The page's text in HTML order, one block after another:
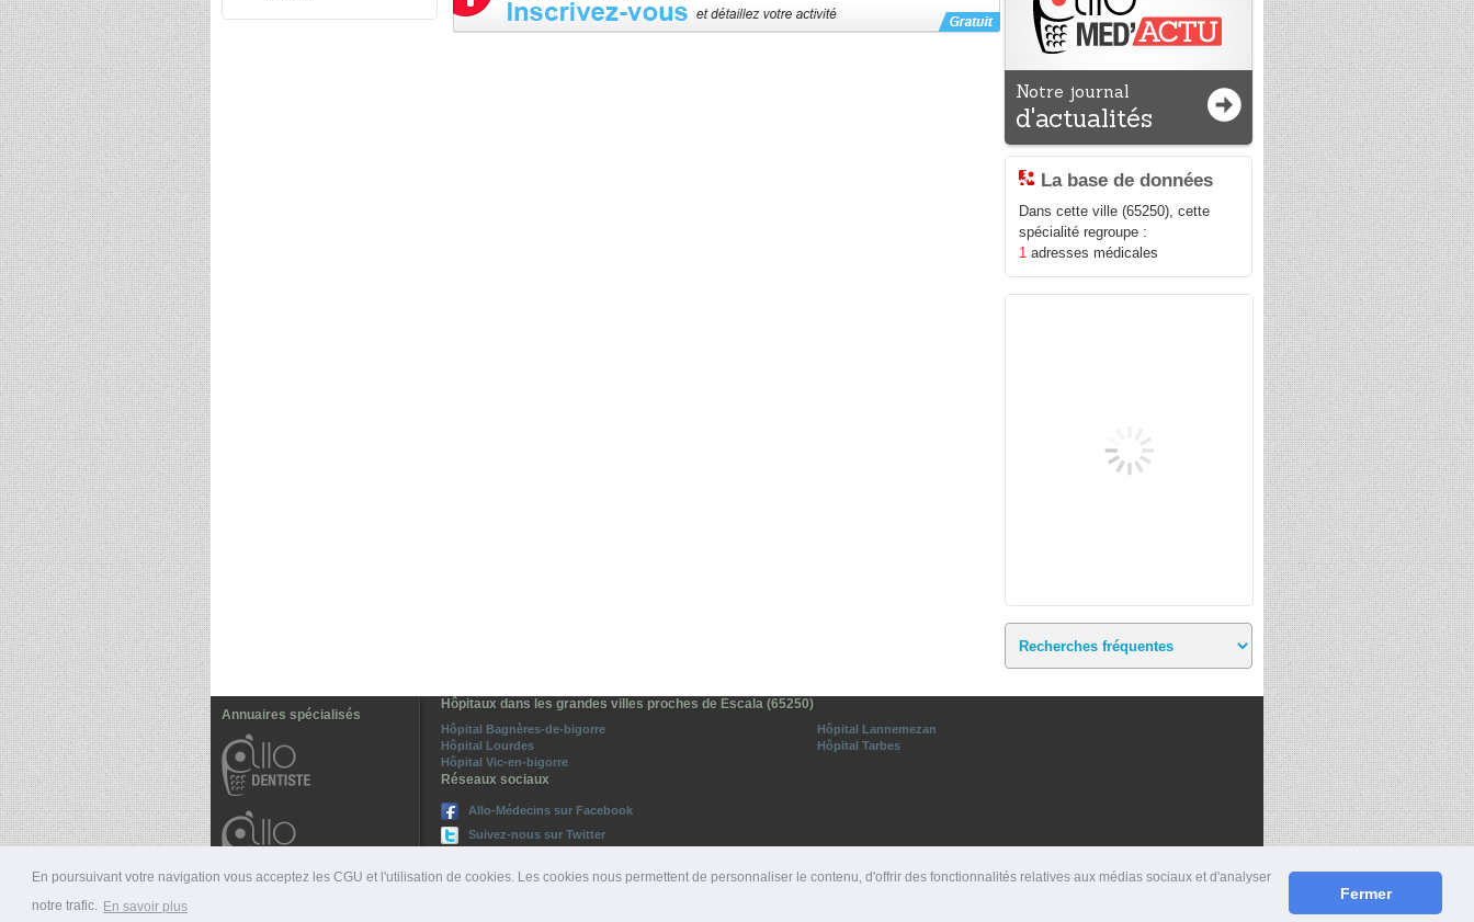
En poursuivant votre navigation vous acceptez les CGU et l'utilisation de cookies. Les cookies nous permettent de personnaliser le contenu, d'offrir des fonctionnalités relatives aux médias sociaux et d'analyser
notre trafic. En savoir plus
Fermer
Notre journal
d'actualités
La base de données
Dans cette ville (65250), cette
spécialité regroupe :
1 adresses médicales
Annuaires spécialisés
Hôpitaux dans les grandes villes proches de Escala (65250)
Hôpital Bagnères-de-bigorre
Hôpital Lannemezan
Hôpital Lourdes
Hôpital Tarbes
Hôpital Vic-en-bigorre
Réseaux sociaux
Allo-Médecins sur Facebook
Suivez-nous sur Twitter